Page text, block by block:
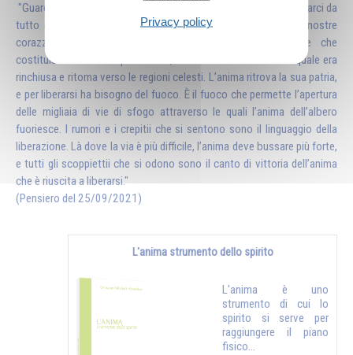
"Guardate ardere un fuoco di legna… Il fuoco ci insegna a staccarci da
tutto ciò che è materiale e grossolano: i nostri involucri, le nostre
corazze. Tutta l’energia solare accumulata nell’albero, e che
costituisce l’anima di quell’albero, si libera dalla forma nella quale era
rinchiusa e ritorna verso le regioni celesti. L’anima ritrova la sua patria,
e per liberarsi ha bisogno del fuoco. È il fuoco che permette l’apertura
delle migliaia di vie di sfogo attraverso le quali l’anima dell’albero
fuoriesce. I rumori e i crepitii che si sentono sono il linguaggio della
liberazione. Là dove la via è più difficile, l’anima deve bussare più forte,
e tutti gli scoppiettii che si odono sono il canto di vittoria dell’anima
che è riuscita a liberarsi."
(Pensiero del 25/09/2021)
L'anima strumento dello spirito
L'anima è uno
strumento di cui lo
spirito si serve per
raggiungere il piano
fisico...
Privacy policy